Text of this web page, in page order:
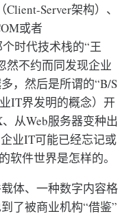
Server架构）、
或者
时代技术栈的“王
然不约而同发现企业
，然后是所谓的“B/S
IT界发明的概念）开
从Web服务器变种出
业IT可能已经忘记或
软件世界是怎样的。
体、一种数字内容格
了被商业机构“借鉴”